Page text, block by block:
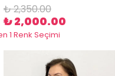
₺ 2,350.00
₺ 2,000.00
1 Renk Seçimi